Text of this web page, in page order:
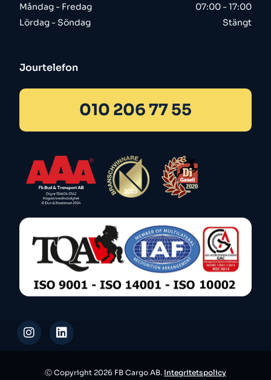
Måndag - Fredag
Lördag - Söndag
07:00 - 17:00
Stängt
Jourtelefon
010 206 77 55
Ⓒ Copyright 2026 FB Cargo AB. Integritetspolicy